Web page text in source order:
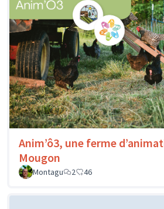
Anim’ô3, une ferme
Mougon
Montagu
2 46